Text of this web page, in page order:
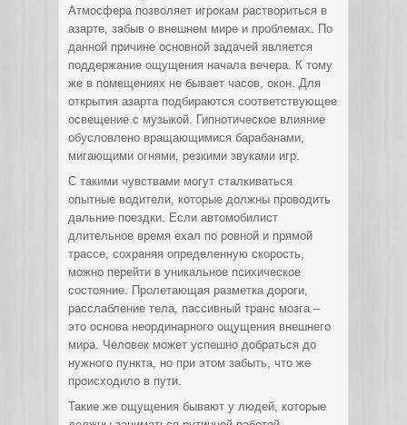
Атмосфера позволяет игрокам раствориться в
азарте, забыв о внешнем мире и проблемах. По
данной причине основной задачей является
поддержание ощущения начала вечера. К тому
же в помещениях не бывает часов, окон. Для
открытия азарта подбираются соответствующее
освещение с музыкой. Гипнотическое влияние
обусловлено вращающимися барабанами,
мигающими огнями, резкими звуками игр.
С такими чувствами могут сталкиваться
опытные водители, которые должны проводить
дальние поездки. Если автомобилист
длительное время ехал по ровной и прямой
трассе, сохраняя определенную скорость,
можно перейти в уникальное психическое
состояние. Пролетающая разметка дороги,
расслабление тела, пассивный транс мозга –
это основа неординарного ощущения внешнего
мира. Человек может успешно добраться до
нужного пункта, но при этом забыть, что же
происходило в пути.
Такие же ощущения бывают у людей, которые